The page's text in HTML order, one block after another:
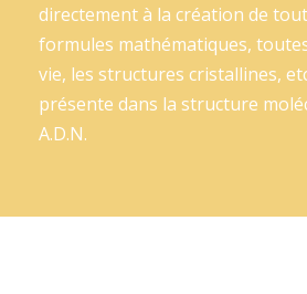
directement à la création de
formules mathématiques,
vie, les structures cristallines,
présente dans la structure
A.D.N.